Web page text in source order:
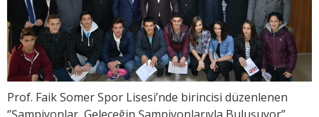
Prof. Faik Somer Spor Lisesi’nde birincisi düzenlenen